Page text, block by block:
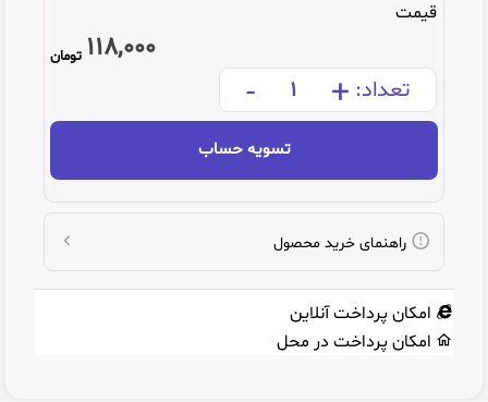
قیمت
118,000 تومان
تعداد: +
-
تسویه حساب
راهنمای خرید محصول
امکان پرداخت آنلاین
امکان پرداخت در محل